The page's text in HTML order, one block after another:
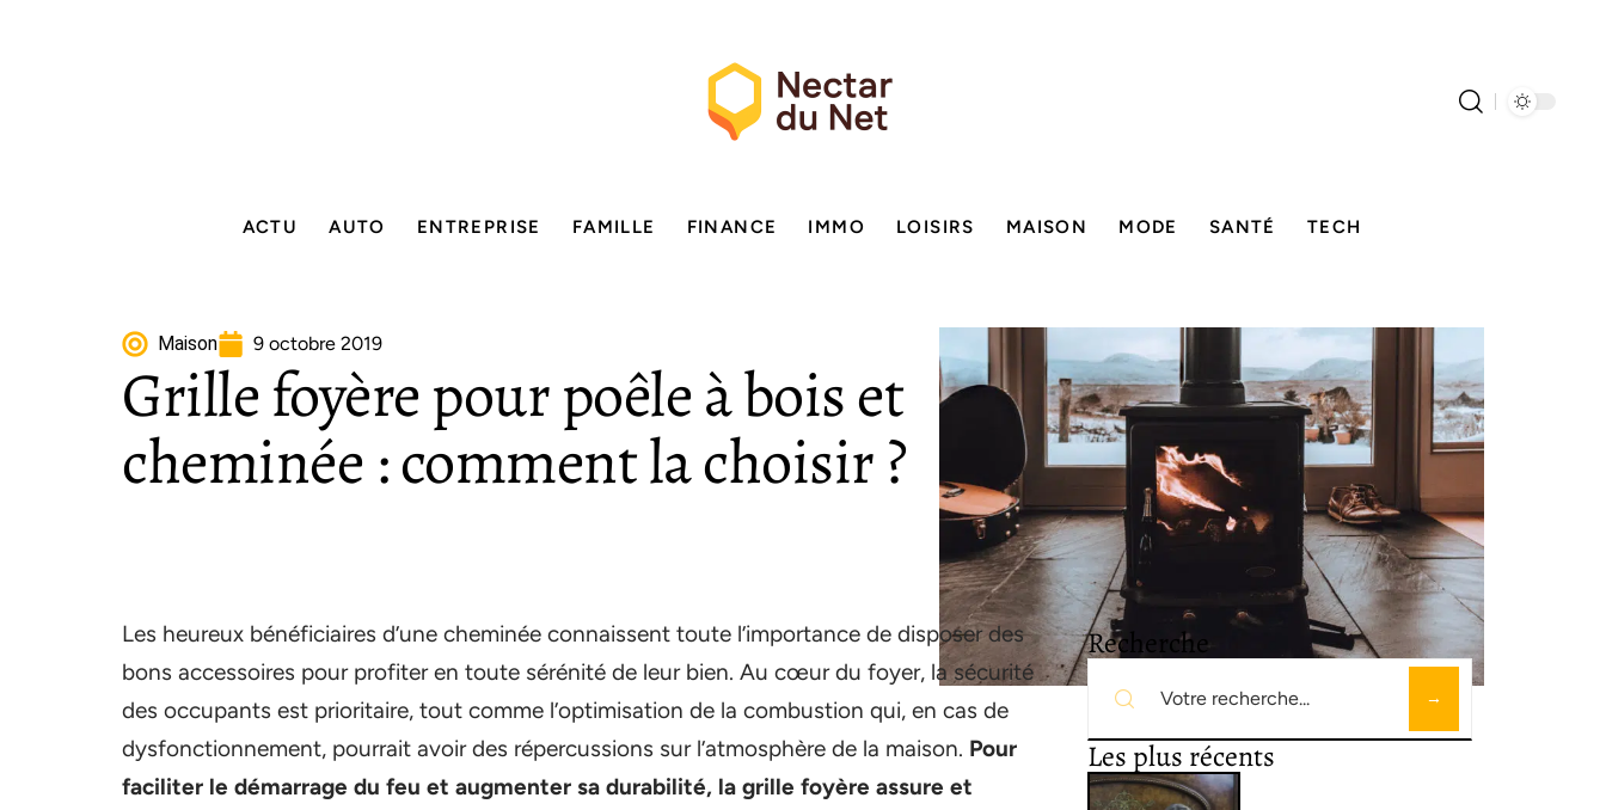
ACTU AUTO ENTREPRISE FAMILLE FINANCE IMMO LOISIRS MAISON MODE SANTÉ TECH
Maison 9 octobre 2019
Grille foyère pour poêle à bois et
cheminée : comment la choisir ?
Les heureux bénéficiaires d’une cheminée connaissent toute l’importance de disposer des
bons accessoires pour profiter en toute sérénité de leur bien. Au cœur du foyer, la sécurité
des occupants est prioritaire, tout comme l’optimisation de la combustion qui, en cas de
dysfonctionnement, pourrait avoir des répercussions sur l’atmosphère de la maison. Pour
faciliter le démarrage du feu et augmenter sa durabilité, la grille foyère assure et
Recherche
Les plus récents